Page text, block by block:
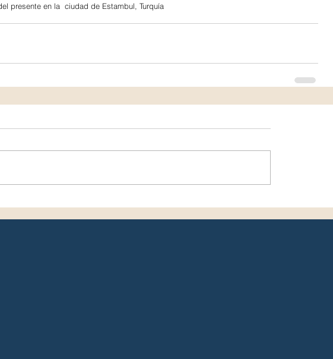
presente en la  ciudad de Estambul, Turquía